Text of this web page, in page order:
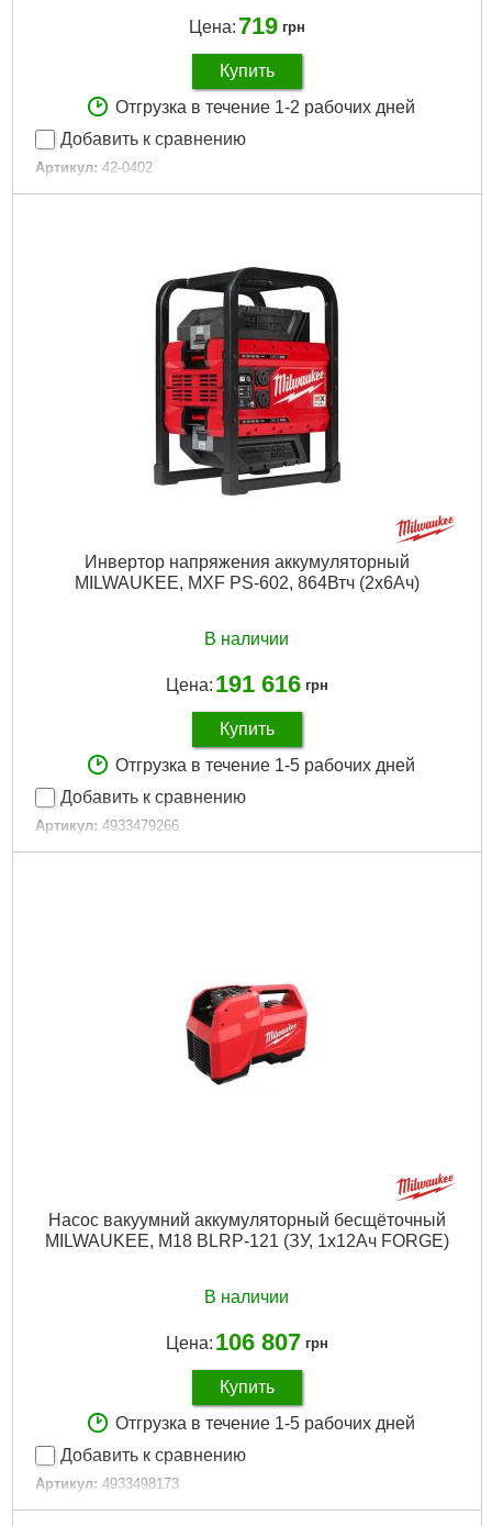
Цена: 719 грн
Купить
Отгрузка в течение 1-2 рабочих дней
Добавить к сравнению
Артикул: 42-0402
Код товара: 29.67.28
Габариты упаковки: 145x135x45 мм
Подробнее...
Инвертор напряжения аккумуляторный
MILWAUKEE, MXF PS-602, 864Втч (2х6Ач)
В наличии
Цена: 191 616 грн
Купить
Отгрузка в течение 1-5 рабочих дней
Добавить к сравнению
Артикул: 4933479266
Код товара: 26.63.73
Подробнее...
Насос вакуумний аккумуляторный бесщёточный
MILWAUKEE, M18 BLRP-121 (ЗУ, 1х12Ач FORGE)
В наличии
Цена: 106 807 грн
Купить
Отгрузка в течение 1-5 рабочих дней
Добавить к сравнению
Артикул: 4933498173
Код товара: 30.53.69